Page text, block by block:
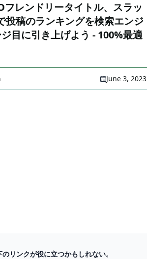
フレンドリータイトル、スラッ
投稿のランキングを検索エンジ
目に引き上げよう - 100%最適
June 3, 2023
のリンクが役に立つかもしれない。